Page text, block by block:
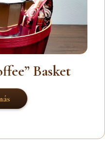
Basket